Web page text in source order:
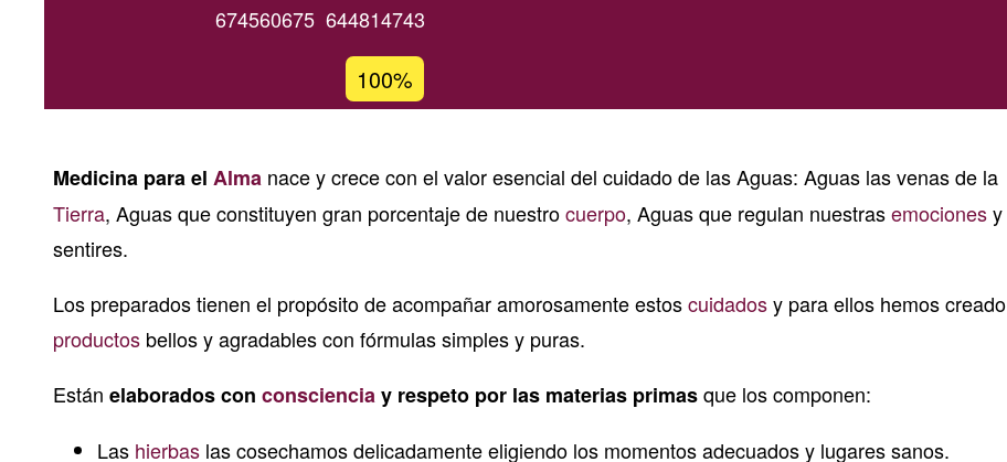
674560675 644814743
Porcentaje
de
100%
Medicina para el Alma nace y crece con el valor esencial del cuidado de las Aguas: Aguas las venas de la
Tierra, Aguas que constituyen gran porcentaje de nuestrocuerpo, Aguas que regulan nuestrasemocionesy
sentires.
Los preparados tienen el propósito de acompañar amorosamente estoscuidadosy para ellos hemos creado
productos bellos y agradables con fórmulas simples y puras.
Están elaborados con conscienciay respeto por las materias primasque los componen:
Las hierbas las cosechamos delicadamente eligiendo los momentos adecuados y lugares sanos.